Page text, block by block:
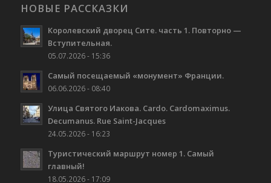
НОВЫЕ РАССКАЗКИ
Королевский дворец Сите. часть 1. Повторно —
Вступительная.
05.07.2026 - 15:36
Самый посещаемый «монумент» Франции.
06.06.2026 - 08:40
Улица Святого Иакова. Cardo. Cardomaximus.
Decumanus. Rue Saint-Jacques
24.05.2026 - 16:23
Туристический маршрут номер 1. Самый
главный!
18.05.2026 - 17:09